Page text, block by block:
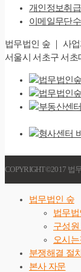
개인정보취
이메일무단
법무법인 숲 ｜ 사
서울시 서초구 서초
COPYRIGHT©2017 법
법무법인 숲
법무법
구성원
오시는
분쟁해결 절
본사 자문